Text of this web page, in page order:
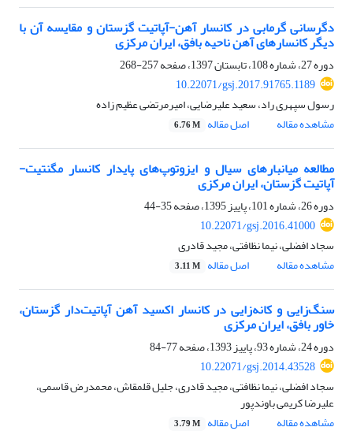
دگرسانی گرمابی در کانسار آهن-آپاتیت گزستان و مقایسه آن با
دیگر کانسارهای آهن ناحیه بافق، ایران مرکزی
دوره 27، شماره 108، تابستان 1397، صفحه
257-268
10.22071/gsj.2017.91765.1189
رسول سپهری راد، سعید علیرضایی، امیرمرتضی عظیم زاده
مشاهده مقاله
اصل مقاله 6.76 M
مطالعه میانبارهای سیال و ایزوتوپ‌های پایدار کانسار مگنتیت-
آپاتیت گزستان، ایران مرکزی
دوره 26، شماره 101، پاییز 1395، صفحه
35-44
10.22071/gsj.2016.41000
سجاد افضلی، نیما نظافتی، مجید قادری
مشاهده مقاله
اصل مقاله 3.11 M
سنگ‌زایی و کانه‌زایی در کانسار اکسید آهن آپاتیت‌دار گزستان،
خاور بافق، ایران مرکزی
دوره 24، شماره 93، پاییز 1393، صفحه
77-84
10.22071/gsj.2014.43528
سجاد افضلی، نیما نظافتی، مجید قادری، جلیل قلمقاش، محمدرض قاسمی،
علیرضا کریمی باوندپور
مشاهده مقاله
اصل مقاله 3.79 M